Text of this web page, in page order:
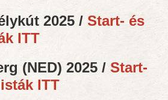
2025 / Start- és
ITT
(NED) 2025 / Start-
ITT